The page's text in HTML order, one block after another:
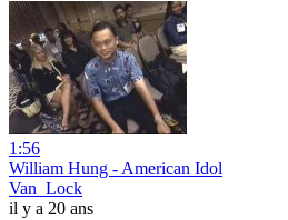
1:56
William Hung - American Idol
Van_Lock
il y a 20 ans